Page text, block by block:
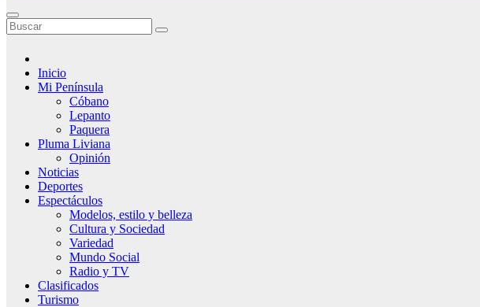
Inicio
Mi Península
Cóbano
Lepanto
Paquera
Pluma Liviana
Opinión
Noticias
Deportes
Espectáculos
Modelos, estilo y belleza
Cultura y Sociedad
Variedad
Mundo Social
Radio y TV
Clasificados
Turismo